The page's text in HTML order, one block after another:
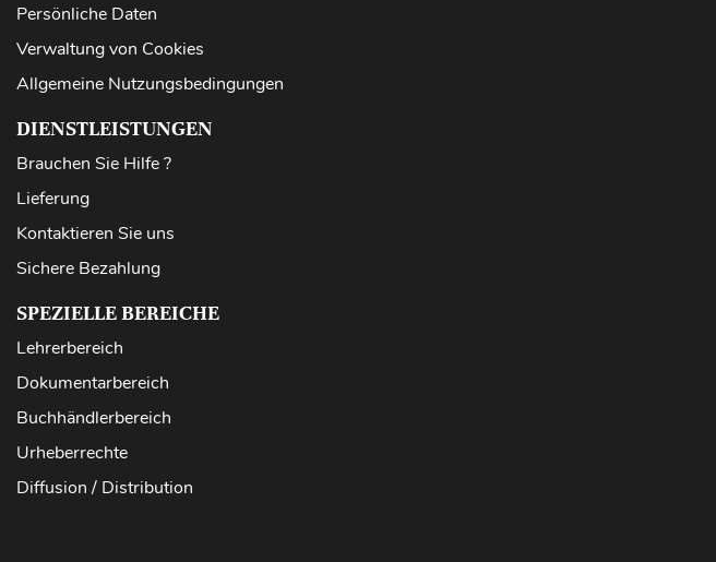
Persönliche Daten
Verwaltung von Cookies
Allgemeine Nutzungsbedingungen
DIENSTLEISTUNGEN
Brauchen Sie Hilfe ?
Lieferung
Kontaktieren Sie uns
Sichere Bezahlung
SPEZIELLE BEREICHE
Lehrerbereich
Dokumentarbereich
Buchhändlerbereich
Urheberrechte
Diffusion / Distribution